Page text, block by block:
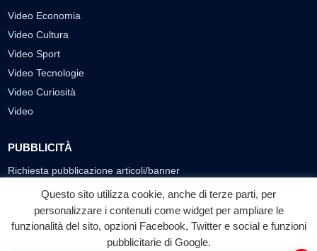
Video Economia
Video Cultura
Video Sport
Video Tecnologie
Video Curiosità
Video
PUBBLICITÀ
Richiesta pubblicazione articoli/banner
SEGUICI SUI SOCIAL
f ◎ ▶
Questo sito utilizza cookie, anche di terze parti, per
personalizzare i contenuti come widget per ampliare le
funzionalità del sito, opzioni Facebook, Twitter e social e funzioni
pubblicitarie di Google.